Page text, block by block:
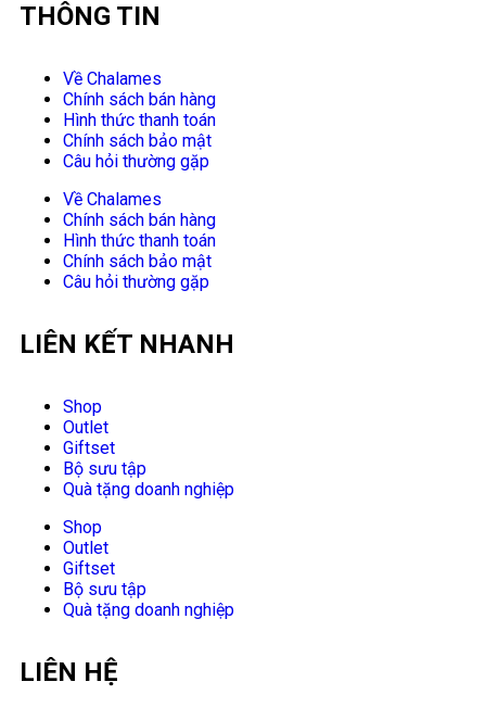
THÔNG TIN
Về Chalames
Chính sách bán hàng
Hình thức thanh toán
Chính sách bảo mật
Câu hỏi thường gặp
Về Chalames
Chính sách bán hàng
Hình thức thanh toán
Chính sách bảo mật
Câu hỏi thường gặp
LIÊN KẾT NHANH
Shop
Outlet
Giftset
Bộ sưu tập
Quà tặng doanh nghiệp
Shop
Outlet
Giftset
Bộ sưu tập
Quà tặng doanh nghiệp
LIÊN HỆ